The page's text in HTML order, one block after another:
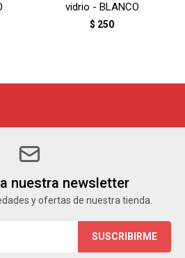
vidrio - BLANCO
$ 250
nuestra newsletter
y ofertas de nuestra tienda.
SUSCRIBIRME